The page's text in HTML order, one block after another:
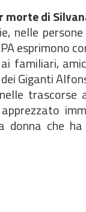
morte di
nelle
esprimono
familiari,
Giganti
donna che